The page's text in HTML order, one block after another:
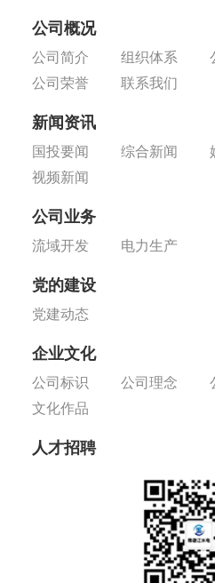
公司概况
公司简介 组织体系
公司荣誉
联系我们
新闻资讯
国投要闻 综合新闻
视频新闻
公司业务
流域开发 电力生产
党的建设
党建动态
企业文化
公司标识 公司理念
文化作品
人才招聘